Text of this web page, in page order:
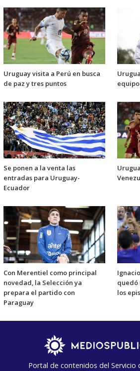
Uruguay visita a Perú en busca
de paz y tres puntos
Se ponen a la venta las
entradas para Uruguay-
Ecuador
Con Merentiel como principal
novedad, la Selección ya
prepara el partido con
Paraguay
quedó
los
Portal de contenidos del Servicio